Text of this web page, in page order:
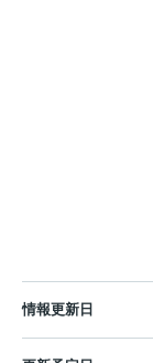
情報更新日